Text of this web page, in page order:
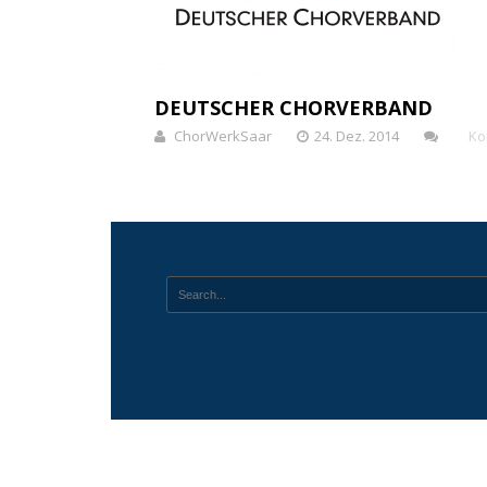
DEUTSCHER CHORVERBAND
ChorWerkSaar 24. Dez. 2014